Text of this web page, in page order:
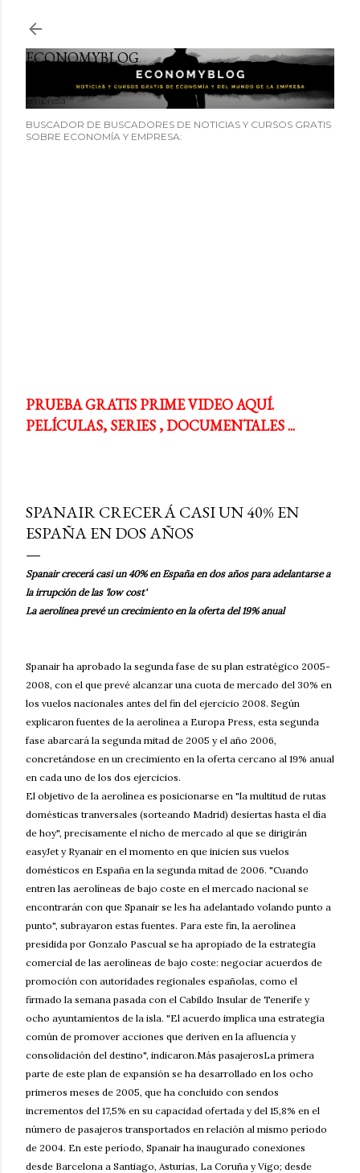
ECONOMYBLOG
Noticias y cursos GRATIS sobre economía y el mundo de la
empresa
BUSCADOR DE BUSCADORES DE NOTICIAS Y CURSOS GRATIS
SOBRE ECONOMÍA Y EMPRESA:
PRUEBA GRATIS PRIME VIDEO AQUÍ.
PELÍCULAS, SERIES , DOCUMENTALES ...
SPANAIR CRECERÁ CASI UN 40% EN
ESPAÑA EN DOS AÑOS
Spanair crecerá casi un 40% en España en dos años para adelantarse a
la irrupción de las 'low cost'
La aerolínea prevé un crecimiento en la oferta del 19% anual
Spanair ha aprobado la segunda fase de su plan estratégico 2005-
2008, con el que prevé alcanzar una cuota de mercado del 30% en
los vuelos nacionales antes del fin del ejercicio 2008. Según
explicaron fuentes de la aerolínea a Europa Press, esta segunda
fase abarcará la segunda mitad de 2005 y el año 2006,
concretándose en un crecimiento en la oferta cercano al 19% anual
en cada uno de los dos ejercicios.
El objetivo de la aerolínea es posicionarse en "la multitud de rutas
domésticas tranversales (sorteando Madrid) desiertas hasta el día
de hoy", precisamente el nicho de mercado al que se dirigirán
easyJet y Ryanair en el momento en que inicien sus vuelos
domésticos en España en la segunda mitad de 2006. "Cuando
entren las aerolíneas de bajo coste en el mercado nacional se
encontrarán con que Spanair se les ha adelantado volando punto a
punto", subrayaron estas fuentes. Para este fin, la aerolínea
presidida por Gonzalo Pascual se ha apropiado de la estrategia
comercial de las aerolíneas de bajo coste: negociar acuerdos de
promoción con autoridades regionales españolas, como el
firmado la semana pasada con el Cabildo Insular de Tenerife y
ocho ayuntamientos de la isla. "El acuerdo implica una estrategia
común de promover acciones que deriven en la afluencia y
consolidación del destino", indicaron.Más pasajerosLa primera
parte de este plan de expansión se ha desarrollado en los ocho
primeros meses de 2005, que ha concluido con sendos
incrementos del 17,5% en su capacidad ofertada y del 15,8% en el
número de pasajeros transportados en relación al mismo período
de 2004. En este período, Spanair ha inaugurado conexiones
desde Barcelona a Santiago, Asturias, La Coruña y Vigo; desde